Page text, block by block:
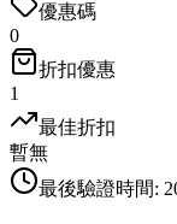
優惠碼
0
折扣優惠
1
最佳折扣
暫無
最後驗證時間: